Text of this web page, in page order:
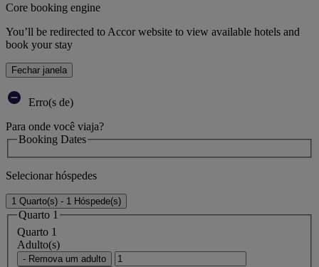
Core booking engine
You’ll be redirected to Accor website to view available hotels and
book your stay
Fechar janela
Erro(s de)
Para onde você viaja?
Booking Dates
Selecionar hóspedes
1 Quarto(s) - 1 Hóspede(s)
Quarto 1
Quarto 1
Adulto(s)
- Remova um adulto